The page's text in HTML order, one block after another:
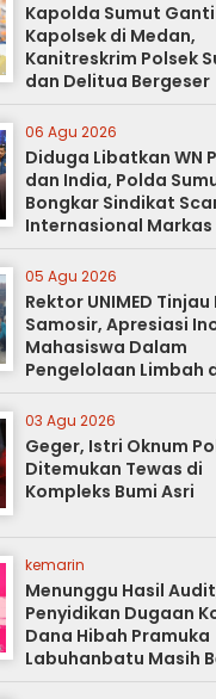
Kapolda Sumut Ganti
Kapolsek di Medan,
Kanitreskrim Polsek
dan Delitua Bergeser
06 Agu 2026
Diduga Libatkan WN
dan India, Polda
Bongkar Sindikat
Internasional Markas
Apartemen
05 Agu 2026
Rektor UNIMED Tinjau
Samosir, Apresiasi
Mahasiswa Dalam
Pengelolaan Limbah
Pertanian Ramah
03 Agu 2026
Geger, Istri Oknum
Ditemukan Tewas di
Kompleks Bumi Asri
kemarin
Menunggu Hasil
Penyidikan Dugaan
Dana Hibah Pramuka
Labuhanbatu Masih